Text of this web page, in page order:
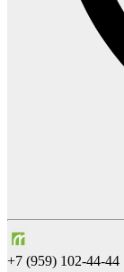
+7 (959) 102-44-44